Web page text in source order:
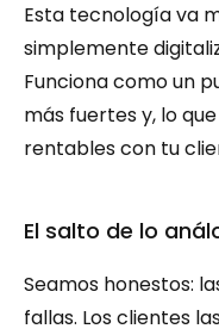
Esta tecnología va
simplemente
Funciona como un
más fuertes y, lo
rentables con tu
El salto de lo
Seamos honestos:
fallas. Los clientes